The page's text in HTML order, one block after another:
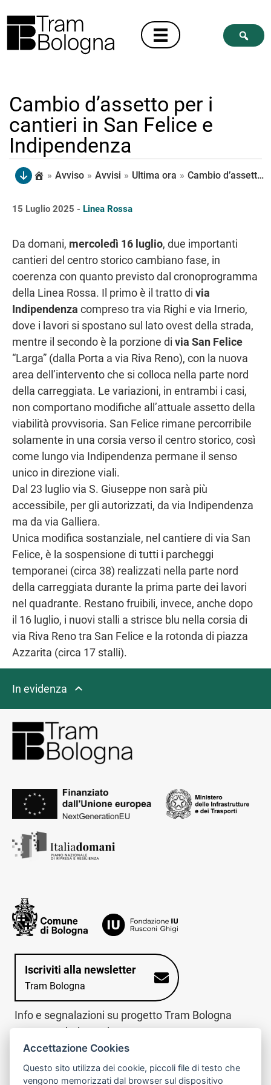
Cambio d’assetto per i
cantieri in San Felice e
Indipendenza
» Avviso » Avvisi » Ultima ora » Cambio d’assetto per i cantieri in San Felice e Indipendenza
15 Luglio 2025 - Linea Rossa
Da domani, mercoledì 16 luglio, due importanti
cantieri del centro storico cambiano fase, in
coerenza con quanto previsto dal cronoprogramma
della Linea Rossa. Il primo è il tratto di via
Indipendenza compreso tra via Righi e via Irnerio,
dove i lavori si spostano sul lato ovest della strada,
mentre il secondo è la porzione di via San Felice
“Larga” (dalla Porta a via Riva Reno), con la nuova
area dell’intervento che si colloca nella parte nord
della carreggiata. Le variazioni, in entrambi i casi,
non comportano modifiche all’attuale assetto della
viabilità provvisoria. San Felice rimane percorribile
solamente in una corsia verso il centro storico, così
come lungo via Indipendenza permane il senso
unico in direzione viali.
Dal 23 luglio via S. Giuseppe non sarà più
accessibile, per gli autorizzati, da via Indipendenza
ma da via Galliera.
Unica modifica sostanziale, nel cantiere di via San
Felice, è la sospensione di tutti i parcheggi
temporanei (circa 38) realizzati nella parte nord
della carreggiata durante la prima parte dei lavori
nel quadrante. Restano fruibili, invece, anche dopo
il 16 luglio, i nuovi stalli a strisce blu nella corsia di
via Riva Reno tra San Felice e la rotonda di piazza
Azzarita (circa 17 stalli).
In evidenza
Iscriviti alla newsletter
Tram Bologna
Info e segnalazioni su progetto Tram Bologna
www.trambologna.it
trova infopoint sulla mappa interattiva
Trova l'infopoint
telefona al call center
Chiama il call
Accettazione Cookies
Questo sito utilizza dei cookie, piccoli file di testo che
vengono memorizzati dal browser sul dispositivo